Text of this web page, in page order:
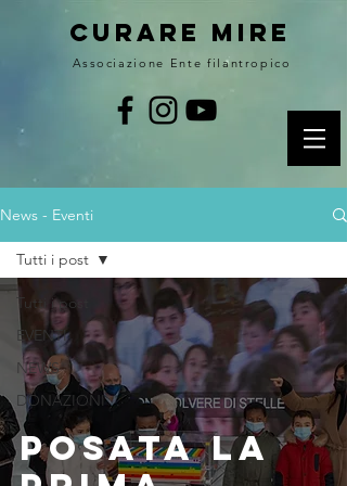
curare MIRE
Associazione Ente filantropico
News - Eventi
Tutti i post
EVENTI
NEWS
DONAZIONI
Tutti i post
posata la